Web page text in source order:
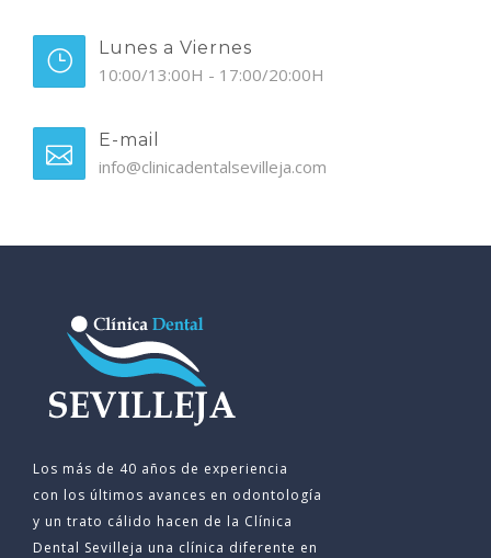
Lunes a Viernes
10:00/13:00H - 17:00/20:00H
E-mail
info@clinicadentalsevilleja.com
Los más de 40 años de experiencia
con los últimos avances en odontología
y un trato cálido hacen de la Clínica
Dental Sevilleja una clínica diferente en